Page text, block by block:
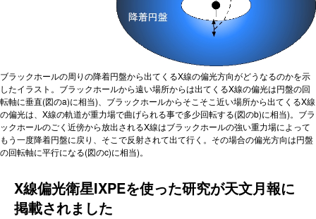
ブラックホールの周りの降着円盤から出てくるX線の偏光方向がどうなるのかを示
したイラスト。ブラックホールから遠い場所からは出てくるX線の偏光は円盤の回
転軸に垂直(図のa)に相当)、ブラックホールからそこそこ近い場所から出てくるX線
の偏光は、X線の軌道が重力場で曲げられる事で多少回転する(図のb)に相当)。ブラ
ックホールのごく近傍から放出されるX線はブラックホールの強い重力場によって
もう一度降着円盤に戻り、そこで反射されて出て行く。その場合の偏光方向は円盤
の回転軸に平行になる(図のc)に相当)。
X線偏光衛星IXPEを使った研究が天文月報に
掲載されました